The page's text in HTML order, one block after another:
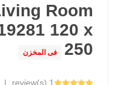
Room
120 x
250
فى المخزن
1 review(s)
|